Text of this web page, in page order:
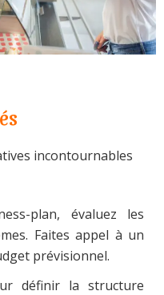
incontournables
plan, évaluez les
Faites appel à un
prévisionnel.
définir la structure